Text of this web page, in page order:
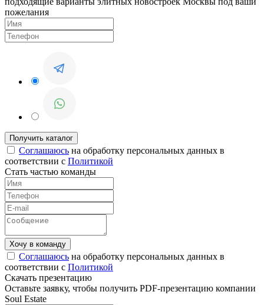
пожелания
Соглашаюсь на обработку персональных данных в
соответствии с Политикой
Стать частью команды
Соглашаюсь на обработку персональных данных в
соответствии с Политикой
Скачать презентацию
Оставьте заявку, чтобы получить PDF-презентацию компании
Soul Estate